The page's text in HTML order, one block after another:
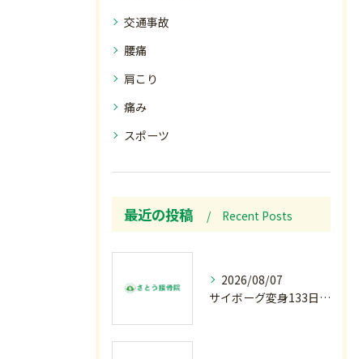
交通事故
腰痛
肩こり
痛み
スポーツ
最近の投稿 Recent Posts
2026/08/07
サイボーグ変身133日目.広島.原爆.81年.インターハイ初日.金曜の朝〜